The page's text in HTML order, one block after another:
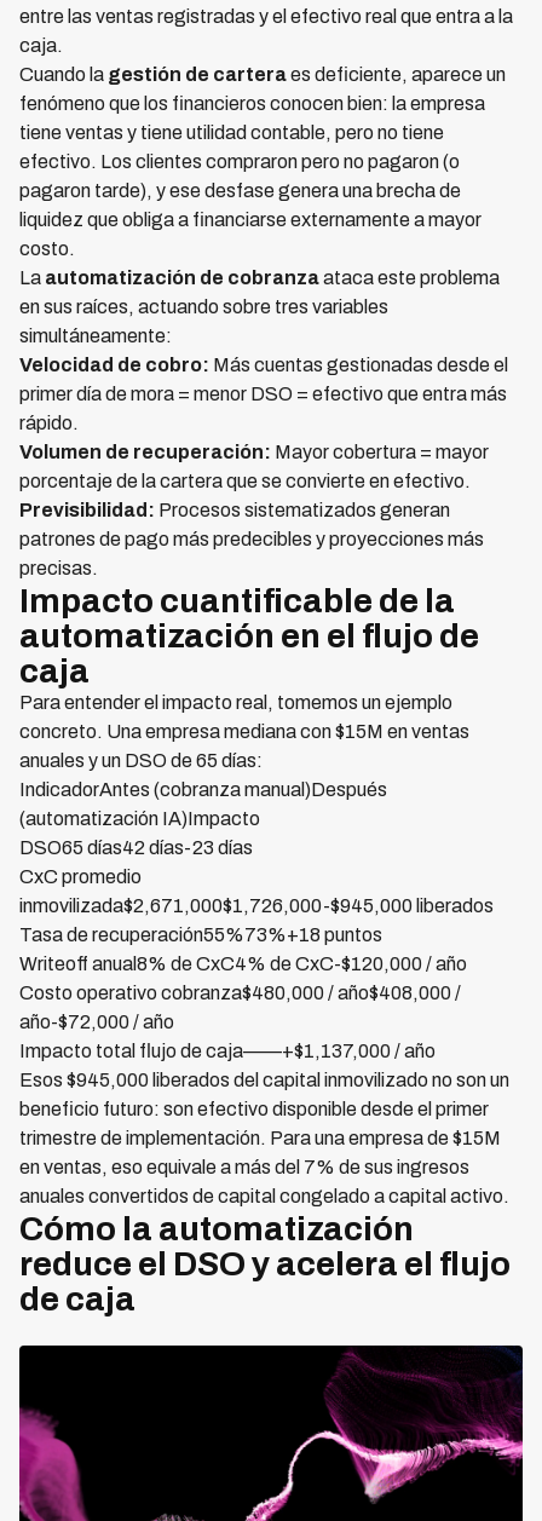
entre las ventas registradas y el efectivo real que entra a la
caja.
Cuando la gestión de carteraes deficiente, aparece un
fenómeno que los financieros conocen bien: la empresa
tiene ventas y tiene utilidad contable, pero no tiene
efectivo. Los clientes compraron pero no pagaron (o
pagaron tarde), y ese desfase genera una brecha de
liquidez que obliga a financiarse externamente a mayor
costo.
La automatización de cobranzaataca este problema
en sus raíces, actuando sobre tres variables
simultáneamente:
Velocidad de cobro: Más cuentas gestionadas desde el
primer día de mora = menor DSO = efectivo que entra más
rápido.
Volumen de recuperación: Mayor cobertura = mayor
porcentaje de la cartera que se convierte en efectivo.
Previsibilidad: Procesos sistematizados generan
patrones de pago más predecibles y proyecciones más
precisas.
Impacto cuantificable de la
automatización en el flujo de
caja
Para entender el impacto real, tomemos un ejemplo
concreto. Una empresa mediana con $15M en ventas
anuales y un DSO de 65 días:
IndicadorAntes (cobranza manual)Después
(automatización IA)Impacto
DSO65 días42 días-23 días
CxC promedio
inmovilizada$2,671,000$1,726,000-$945,000 liberados
Tasa de recuperación55%73%+18 puntos
Writeoff anual8% de CxC4% de CxC-$120,000 / año
Costo operativo cobranza$480,000 / año$408,000 /
año-$72,000 / año
Impacto total flujo de caja——+$1,137,000 / año
Esos $945,000 liberados del capital inmovilizado no son un
beneficio futuro: son efectivo disponible desde el primer
trimestre de implementación. Para una empresa de $15M
en ventas, eso equivale a más del 7% de sus ingresos
anuales convertidos de capital congelado a capital activo.
Cómo la automatización
reduce el DSO y acelera el flujo
de caja